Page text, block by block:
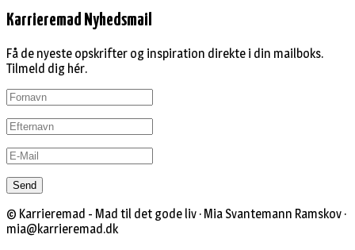
Karrieremad Nyhedsmail
Få de nyeste opskrifter og inspiration direkte i din mailboks.
Tilmeld dig hér.
© Karrieremad - Mad til det gode liv · Mia Svantemann Ramskov ·
mia@karrieremad.dk